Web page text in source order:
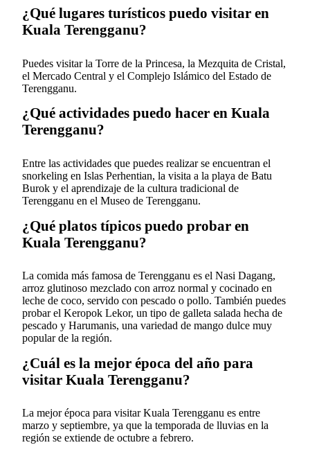
¿Qué lugares turísticos puedo visitar en
Kuala Terengganu?
Puedes visitar la Torre de la Princesa, la Mezquita de Cristal,
el Mercado Central y el Complejo Islámico del Estado de
Terengganu.
¿Qué actividades puedo hacer en Kuala
Terengganu?
Entre las actividades que puedes realizar se encuentran el
snorkeling en Islas Perhentian, la visita a la playa de Batu
Burok y el aprendizaje de la cultura tradicional de
Terengganu en el Museo de Terengganu.
¿Qué platos típicos puedo probar en
Kuala Terengganu?
La comida más famosa de Terengganu es el Nasi Dagang,
arroz glutinoso mezclado con arroz normal y cocinado en
leche de coco, servido con pescado o pollo. También puedes
probar el Keropok Lekor, un tipo de galleta salada hecha de
pescado y Harumanis, una variedad de mango dulce muy
popular de la región.
¿Cuál es la mejor época del año para
visitar Kuala Terengganu?
La mejor época para visitar Kuala Terengganu es entre
marzo y septiembre, ya que la temporada de lluvias en la
región se extiende de octubre a febrero.